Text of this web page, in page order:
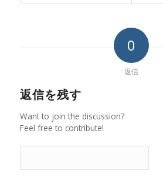
0
返信
返信を残す
Want to join the discussion?
Feel free to contribute!